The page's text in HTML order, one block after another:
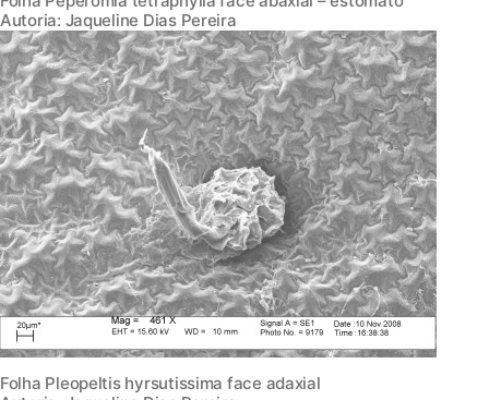
Autoria: Jaqueline Dias Pereira
Folha Pleopeltis hyrsutissima face adaxial